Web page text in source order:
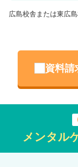
広島校舎または東広
資料請
メンタル